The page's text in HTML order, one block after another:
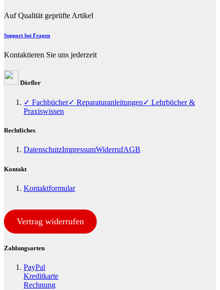
Auf Qualität geprüfte Artikel
Support bei Fragen
Kontaktieren Sie uns jederzeit
Dörfler
✓ Fachbücher✓ Reparaturanleitungen✓ Lehrbücher &
Praxiswissen
Rechtliches
DatenschutzImpressumWiderrufAGB
Kontakt
Kontaktformular
Vertrag widerrufen
Zahlungsarten
PayPal
Kreditkarte
Rechnung